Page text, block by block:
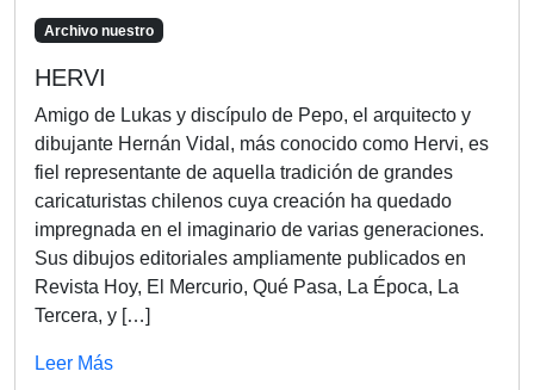
Archivo nuestro
HERVI
Amigo de Lukas y discípulo de Pepo, el arquitecto y
dibujante Hernán Vidal, más conocido como Hervi, es
fiel representante de aquella tradición de grandes
caricaturistas chilenos cuya creación ha quedado
impregnada en el imaginario de varias generaciones.
Sus dibujos editoriales ampliamente publicados en
Revista Hoy, El Mercurio, Qué Pasa, La Época, La
Tercera, y […]
Leer Más